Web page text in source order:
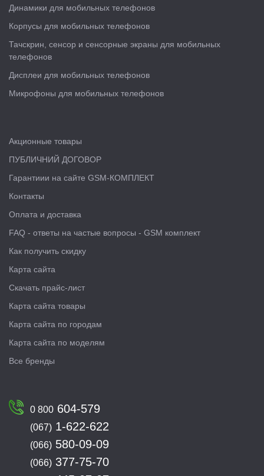
Динамики для мобильных телефонов
Корпусы для мобильных телефонов
Тачскрин, сенсор и сенсорные экраны для мобильных
телефонов
Дисплеи для мобильных телефонов
Микрофоны для мобильных телефонов
Акционные товары
ПУБЛИЧНИЙ ДОГОВОР
Гарантиии на сайте GSM-КОМПЛЕКТ
Контакты
Оплата и доставка
FAQ - ответы на частые вопросы - GSM комплект
Как получить скидку
Карта сайта
Скачать прайс-лист
Карта сайта товары
Карта сайта по городам
Карта сайта по моделям
Все бренды
0 800 604-579
(067) 1-622-622
(066) 580-09-09
(066) 377-75-70